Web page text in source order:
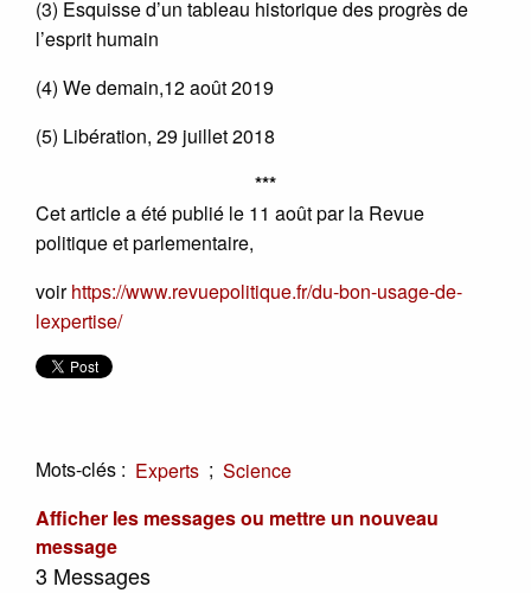
(3) Esquisse d’un tableau historique des progrès de
l’esprit humain
(4) We demain,12 août 2019
(5) Libération, 29 juillet 2018
***
Cet article a été publié le 11 août par la Revue
politique et parlementaire,
voirhttps://www.revuepolitique.fr/du-bon-usage-de-
lexpertise/
Mots-clés : Experts ; Science
Afficher les messages ou mettre un nouveau
message
3 Messages